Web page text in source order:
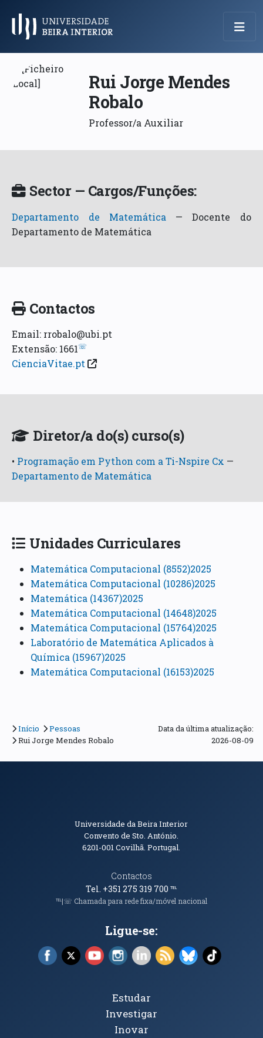
Menu Principal
Rui Jorge Mendes
Robalo
Professor/a Auxiliar
Sector — Cargos/Funções:
Departamento de Matemática —Docente do
Departamento de Matemática
Contactos
Email: rrobalo@ubi.pt
Extensão: 1661☏
CienciaVitae.pt
Diretor/a do(s) curso(s)
• Programação em Python com a Ti-Nspire Cx —
Departamento de Matemática
Unidades Curriculares
Matemática Computacional (8552)2025
Matemática Computacional (10286)2025
Matemática (14367)2025
Matemática Computacional (14648)2025
Matemática Computacional (15764)2025
Laboratório de Matemática Aplicados à
Química (15967)2025
Matemática Computacional (16153)2025
Início
Pessoas
Rui Jorge Mendes Robalo
Data da última atualização:
2026-08-09
Informações de Contacto
Universidade da Beira Interior
Convento de Sto. António.
6201-001Covilhã. Portugal.
Contactos
Tel. +351 275 319 700℡
℡|☏ Chamada para rede fixa/móvel nacional
Ligue-se:
Facebook (abre em nova janela)
X (abre em nova janela)
YouTube (abre em nova janela)
Instagram (abre em nova janela)
LinkedIn (abre em nova
RSS (abre em nova
Bluesky (abre
TikTok
Tópicos Principais
Estudar
Investigar
Inovar